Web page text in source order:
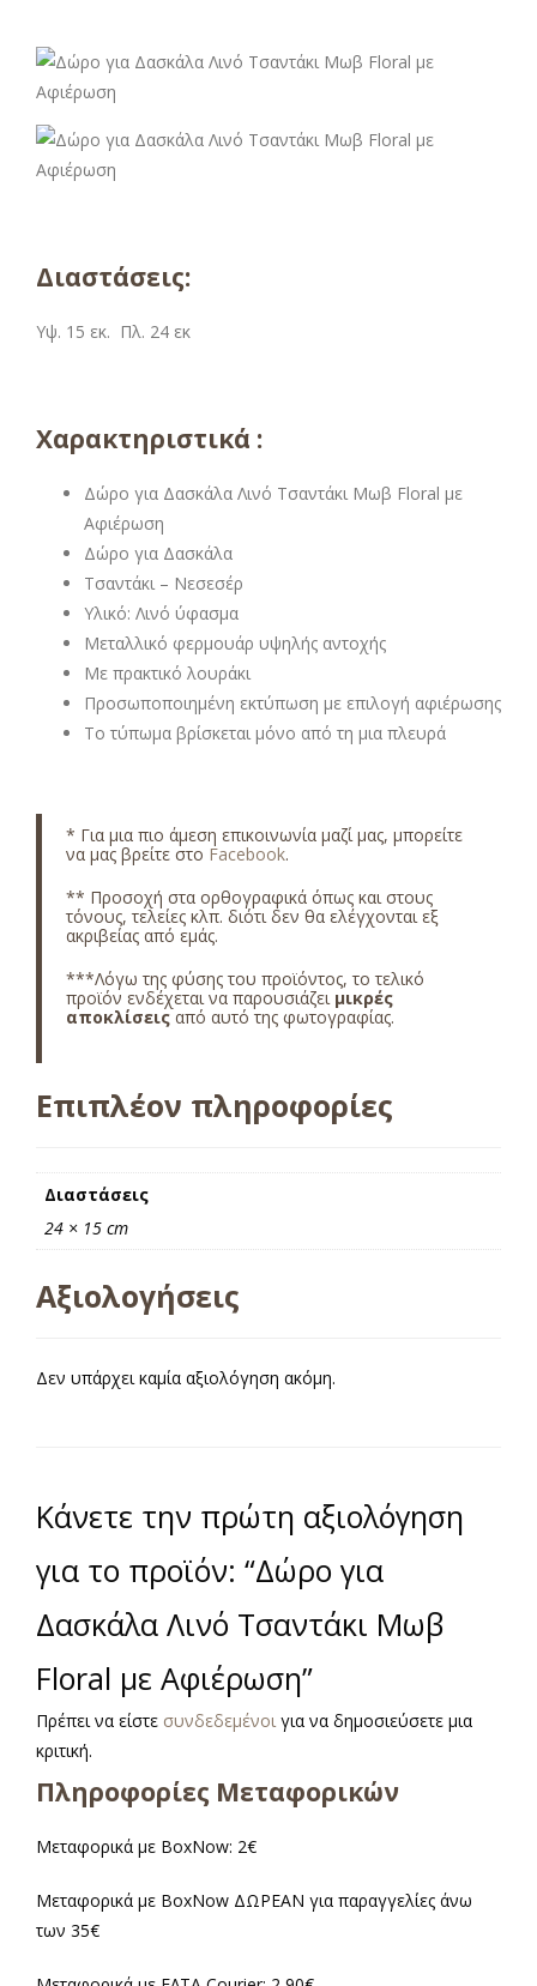
Διαστάσεις:
Υψ. 15 εκ. Πλ. 24 εκ
Χαρακτηριστικά :
Δώρο για Δασκάλα Λινό Τσαντάκι Μωβ Floral με
Αφιέρωση
Δώρο για Δασκάλα
Τσαντάκι – Νεσεσέρ
Υλικό: Λινό ύφασμα
Μεταλλικό φερμουάρ υψηλής αντοχής
Με πρακτικό λουράκι
Προσωποποιημένη εκτύπωση με επιλογή αφιέρωσης
Το τύπωμα βρίσκεται μόνο από τη μια πλευρά
* Για μια πιο άμεση επικοινωνία μαζί μας, μπορείτε
να μας βρείτε στο Facebook.
** Προσοχή στα ορθογραφικά όπως και στους
τόνους, τελείες κλπ. διότι δεν θα ελέγχονται εξ
ακριβείας από εμάς.
***Λόγω της φύσης του προϊόντος, το τελικό
προϊόν ενδέχεται να παρουσιάζει μικρές
αποκλίσειςαπό αυτό της φωτογραφίας.
Επιπλέον πληροφορίες
Διαστάσεις
24 × 15 cm
Αξιολογήσεις
Δεν υπάρχει καμία αξιολόγηση ακόμη.
Κάνετε την πρώτη αξιολόγηση
για το προϊόν: “Δώρο για
Δασκάλα Λινό Τσαντάκι Μωβ
Floral με Αφιέρωση”
Πρέπει να είστε συνδεδεμένοι για να δημοσιεύσετε μια
κριτική.
Πληροφορίες Μεταφορικών
Μεταφορικά με BoxNow: 2€
Μεταφορικά με BoxNow ΔΩΡΕΑΝ για παραγγελίες άνω
των 35€